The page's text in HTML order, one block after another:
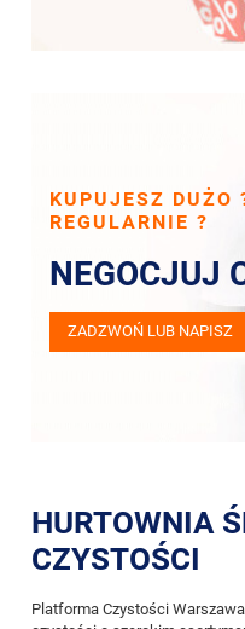
KUPUJESZ
REGULARNIE ?
NEGOCJUJ
ZADZWOŃ LUB NAPISZ
HURTOWNIA
CZYSTOŚCI
Platforma Czystości